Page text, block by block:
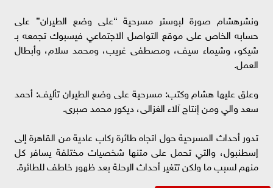
ونشرهشام صورة لبوستر مسرحية “على وضع الطيران” على
حسابه الخاص على موقع التواصل الاجتماعي فيسبوك تجمعه بـ
شيكو، وشيماء سيف، ومصطفى غريب، ومحمد سلام، وأبطال
العمل.
وعلق عليها هشام وكتب: مسرحية على وضع الطيران تأليف: أحمد
سعد والي ومن إنتاج آلاء الغزالى، ديكور محمد صبرى.
تدور أحداث المسرحية حول اتجاه طائرة ركاب عادية من القاهرة إلى
إسطنبول، والتي تحمل على متنها شخصيات مختلفة يسافر كل
منهم لسبب ما ولكن تتغير أحداث الرحلة بعد ظهور خاطف للطائرة.